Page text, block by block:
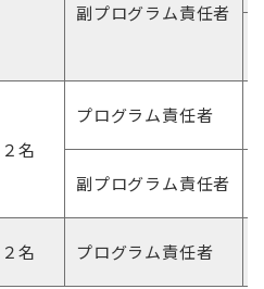
副プログラム責任者
２名
プログラム責任者
副プログラム責任者
２名 プログラム責任者